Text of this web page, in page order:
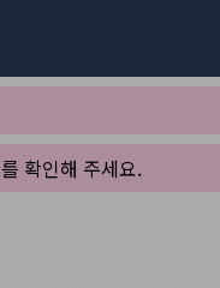
확인해 주세요.